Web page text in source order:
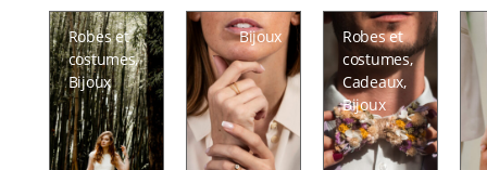
Robes et
costumes,
Bijoux
Bijoux
Robes et
costumes,
Cadeaux,
Bijoux